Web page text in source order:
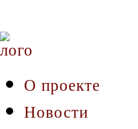
О проекте
Новости